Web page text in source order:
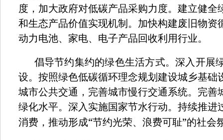
度，加大政府对低碳产品采购力度。建立健全
和生态产品价值实现机制。加快构建废旧物资
动力电池、家电、电子产品回收利用行业。
倡导节约集约的绿色生活方式。深入开展
设。按照绿色低碳循环理念规划建设城乡基础
城市公共交通，完善城市慢行交通系统。完善
绿化水平。深入实施国家节水行动。持续推进
消费，推动形成“节约光荣、浪费可耻”的社会